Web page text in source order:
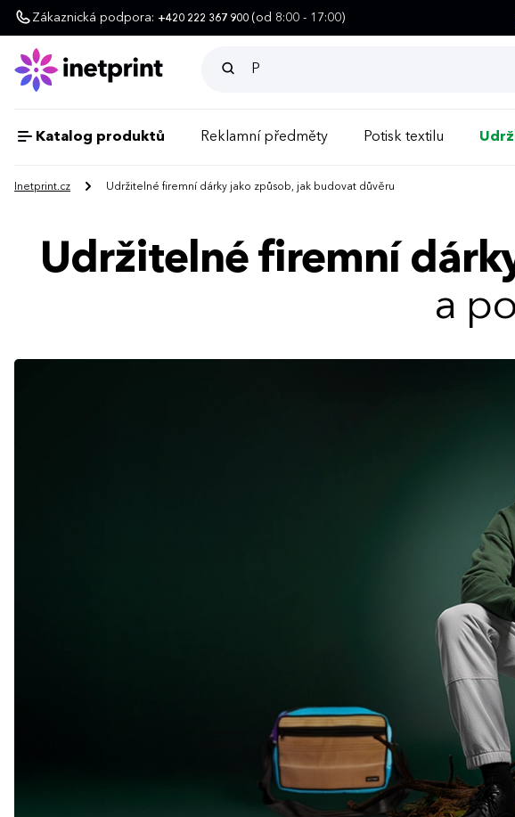
Zákaznická podpora: +420 222 367 900 (od 8:00 - 17:00)
Katalog produktů Reklamní předměty Potisk textilu
Inetprint.cz Udržitelné firemní dárky jako způsob, jak budovat důvěru
Udržitelné firemní
a